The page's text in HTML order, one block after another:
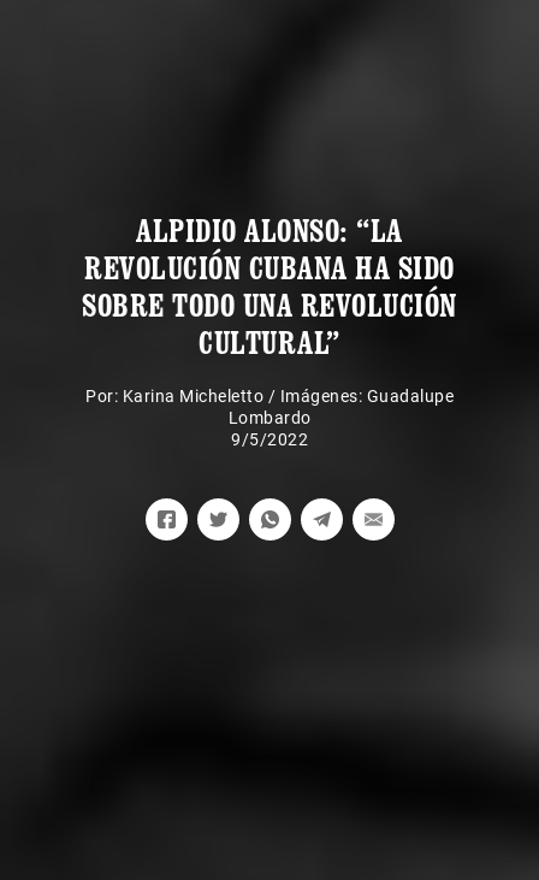
ALPIDIO ALONSO: “LA
REVOLUCIÓN CUBANA HA SIDO
SOBRE TODO UNA REVOLUCIÓN
CULTURAL”
Por: Karina Micheletto / Imágenes: Guadalupe
Lombardo
9/5/2022